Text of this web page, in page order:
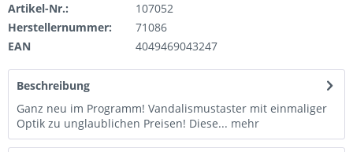
Artikel-Nr.:
107052
Herstellernummer:
71086
EAN
4049469043247
Beschreibung
Ganz neu im Programm! Vandalismustaster mit einmaliger
Optik zu unglaublichen Preisen! Diese... mehr